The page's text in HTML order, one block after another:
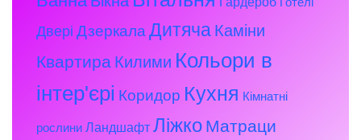
Двері Дзеркала Дитяча Каміни
Квартира Килими Кольори в
інтер'єрі Коридор Кухня Кімнатні
рослини Ландшафт Ліжко Матраци